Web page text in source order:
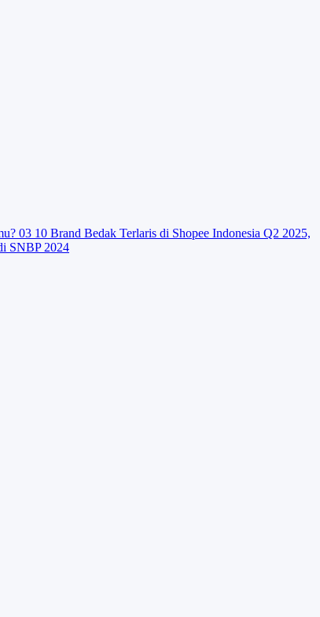
03 10 Brand Bedak Terlaris di Shopee Indonesia Q2 2025,
SNBP 2024